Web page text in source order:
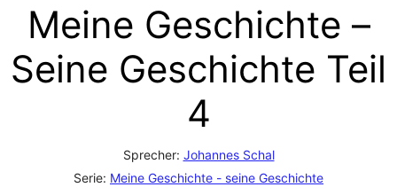
Meine Geschichte –
Seine Geschichte Teil
4
Sprecher: Johannes Schal
Serie: Meine Geschichte - seine Geschichte